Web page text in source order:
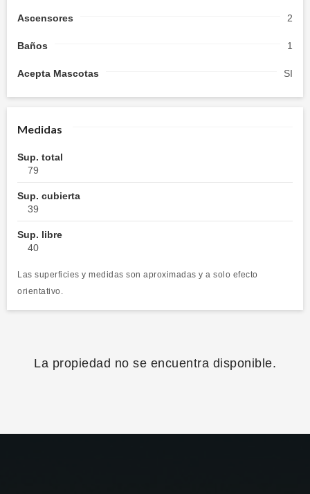
Ascensores 2
Baños 1
Acepta Mascotas SI
Medidas
Sup. total
79
Sup. cubierta
39
Sup. libre
40
Las superficies y medidas son aproximadas y a solo efecto
orientativo.
La propiedad no se encuentra disponible.